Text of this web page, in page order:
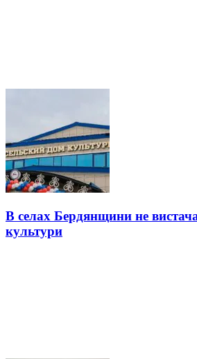
В селах Бердянщини не
культури